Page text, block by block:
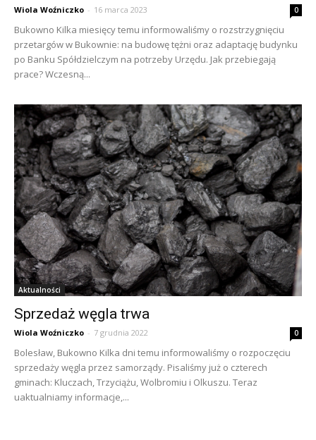
Wiola Woźniczko - 16 marca 2023 0
Bukowno Kilka miesięcy temu informowaliśmy o rozstrzygnięciu
przetargów w Bukownie: na budowę tężni oraz adaptację budynku
po Banku Spółdzielczym na potrzeby Urzędu. Jak przebiegają
prace? Wczesną...
Aktualności
Sprzedaż węgla trwa
Wiola Woźniczko - 7 grudnia 2022 0
Bolesław, Bukowno Kilka dni temu informowaliśmy o rozpoczęciu
sprzedaży węgla przez samorządy. Pisaliśmy już o czterech
gminach: Kluczach, Trzyciążu, Wolbromiu i Olkuszu. Teraz
uaktualniamy informacje,...